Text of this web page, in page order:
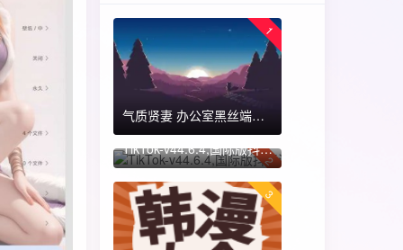
1
气质贤妻 办公室黑丝端木蓉 国漫女神 ​​​
2
TikTok-v44.6.4,国际版抖音海外畅享,免拔卡体验!附保姆级详细使用指南
3